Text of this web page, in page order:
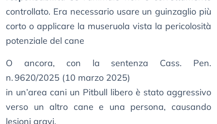
controllato. Era necessario usare un guinzaglio più
corto o applicare la museruola vista la pericolosità
potenziale del cane
O ancora, con la sentenza Cass. Pen.
n. 9620/2025 (10 marzo 2025)
in un’area cani un Pitbull libero è stato aggressivo
verso un altro cane e una persona, causando
lesioni gravi.